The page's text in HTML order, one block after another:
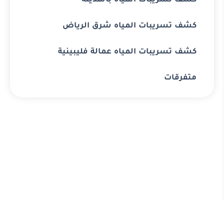
كشف تسريبات المياه شرق الرياض
كشف تسريبات المياه عمالة فليبينية
متفرقات